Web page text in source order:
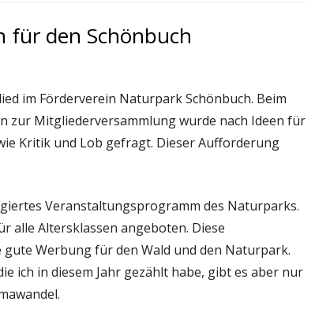
für den Schönbuch
im Förderverein Naturpark Schönbuch. Beim
zur Mitgliederversammlung wurde nach Ideen für
Kritik und Lob gefragt. Dieser Aufforderung
Veranstaltungsprogramm des Naturparks.
alle Altersklassen angeboten. Diese
Werbung für den Wald und den Naturpark.
ich in diesem Jahr gezählt habe, gibt es aber nur